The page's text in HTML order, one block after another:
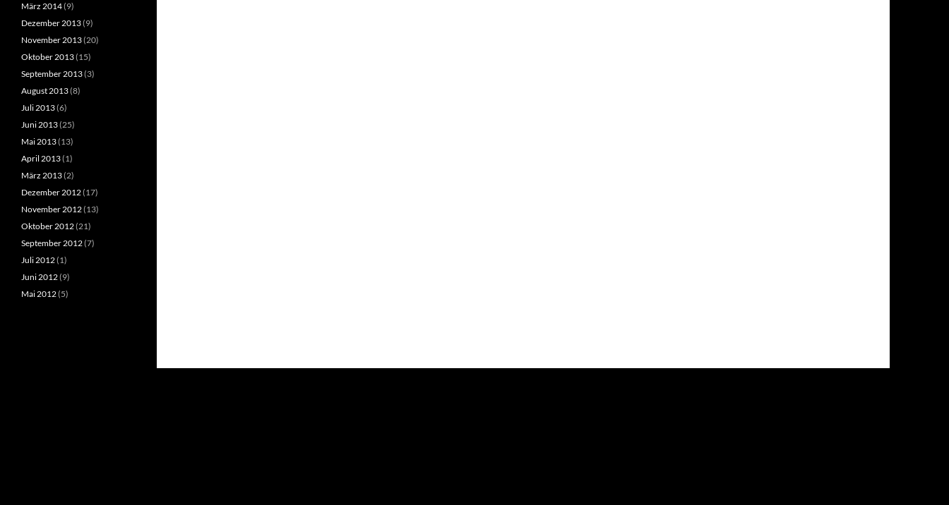
März 2014(9)
Dezember 2013(9)
November 2013(20)
Oktober 2013(15)
September 2013(3)
August 2013(8)
Juli 2013(6)
Juni 2013(25)
Mai 2013(13)
April 2013(1)
März 2013(2)
Dezember 2012(17)
November 2012(13)
Oktober 2012(21)
September 2012(7)
Juli 2012(1)
Juni 2012(9)
Mai 2012(5)